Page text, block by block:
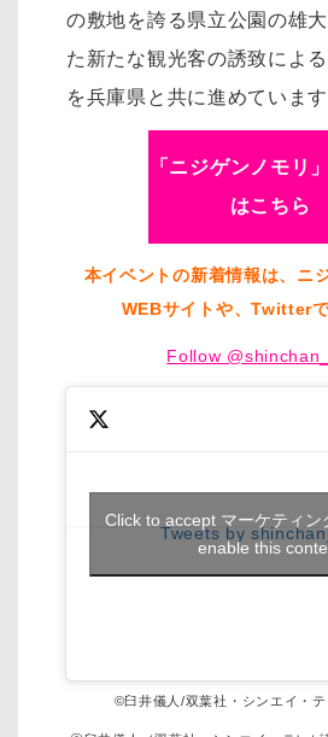
の敷地を誇る県立公園の雄
た新たな観光客の誘致によ
を兵庫県と共に進めています
「ニジゲンノモリ
はこちら
本イベントの新着情報は、ニ
WEBサイトや、Twitter
Follow
Tweets by
Click to accept マーケティン
enable this
©臼井儀人/双葉社・シンエイ・